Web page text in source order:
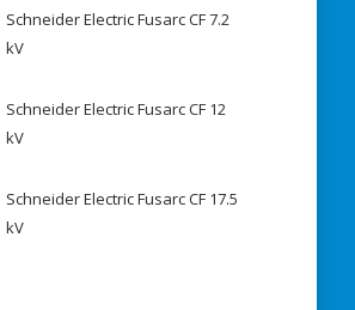
Schneider Electric Fusarc CF 7.2
kV
Schneider Electric Fusarc CF 12
kV
Schneider Electric Fusarc CF 17.5
kV